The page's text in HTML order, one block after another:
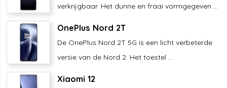
verkrijgbaar. Het dunne en fraai vormgegeven ...
OnePlus Nord 2T
De OnePlus Nord 2T 5G is een licht verbeterde
versie van de Nord 2. Het toestel ...
Xiaomi 12